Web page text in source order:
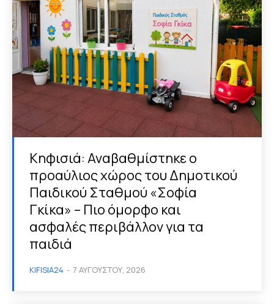
Κηφισιά: Αναβαθμίστηκε ο
προαύλιος χώρος του Δημοτικού
Παιδικού Σταθμού «Σοφία
Γκίκα» – Πιο όμορφο και
ασφαλές περιβάλλον για τα
παιδιά
KIFISIA24 - 7 ΑΥΓΟΎΣΤΟΥ, 2026